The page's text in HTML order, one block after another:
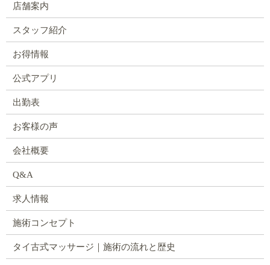
店舗案内
スタッフ紹介
お得情報
公式アプリ
出勤表
お客様の声
会社概要
Q&A
求人情報
施術コンセプト
タイ古式マッサージ｜施術の流れと歴史